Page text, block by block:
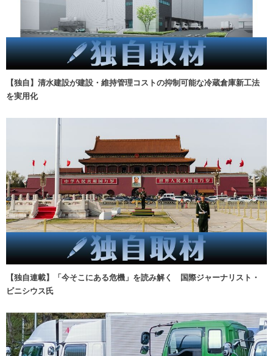
【独自】清水建設が建設・維持管理コストの抑制可能な冷蔵倉庫新工法
を実用化
【独自連載】「今そこにある危機」を読み解く 国際ジャーナリスト・
ビニシウス氏